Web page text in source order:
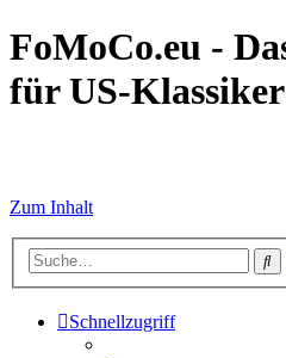
FoMoCo.eu -
für US-Klassiker
Zum Inhalt
Schnellzugriff